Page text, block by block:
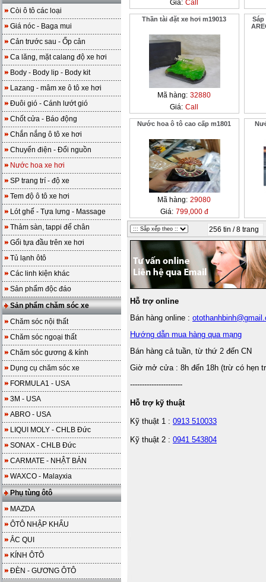
Còi ô tô các loại
Giá nóc - Baga mui
Cản trước sau - Ốp cản
Ca lăng, mặt calang độ xe hơi
Body - Body lip - Body kit
Lazang - mâm xe ô tô xe hơi
Đuôi gió - Cánh lướt gió
Chốt cửa - Báo động
Chắn nắng ô tô xe hơi
Chuyển điện - Đổi nguồn
Nước hoa xe hơi
SP trang trí - độ xe
Tem độ ô tô xe hơi
Lót ghế - Tựa lưng - Massage
Thảm sàn, tappi để chân
Gối tựa đầu trên xe hơi
Tủ lạnh ôtô
Các linh kiện khác
Sản phẩm độc đáo
Sản phẩm chăm sóc xe
Chăm sóc nội thất
Chăm sóc ngoại thất
Chăm sóc gương & kính
Dụng cụ chăm sóc xe
FORMULA1 - USA
3M - USA
ABRO - USA
LIQUI MOLY - CHLB Đức
SONAX - CHLB Đức
CARMATE - NHẬT BẢN
WAXCO - Malayxia
Phụ tùng ôtô
MAZDA
ÔTÔ NHẬP KHẨU
ẮC QUI
KÍNH ÔTÔ
ĐÈN - GƯƠNG ÔTÔ
Giá: Call
Thần tài đặt xe hơi m19013
Mã hàng: 32880
Giá: Call
Nước hoa ô tô cao cấp m1801
Mã hàng: 29080
Giá: 799,000 đ
256 tin / 8 trang
Hỗ trợ online
Bán hàng online :
Hướng dẫn mua hàng qua mạng
Bán hàng cả tuần, từ thứ 2 đến CN
Giờ mở cửa : 8h đến 18h (trừ có hẹn
----------------------
Hỗ trợ kỹ thuật
Kỹ thuật 1 : 0913 510033
Kỹ thuật 2 : 0941 543804